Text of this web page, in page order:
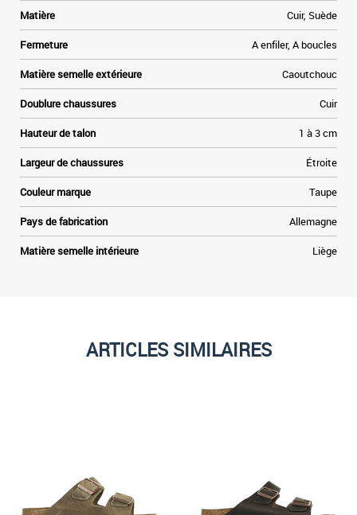
Matière Cuir, Suède
Fermeture A enfiler, A boucles
Matière semelle extérieure Caoutchouc
Doublure chaussures Cuir
Hauteur de talon 1 à 3 cm
Largeur de chaussures Étroite
Couleur marque Taupe
Pays de fabrication Allemagne
Matière semelle intérieure Liège
ARTICLES SIMILAIRES